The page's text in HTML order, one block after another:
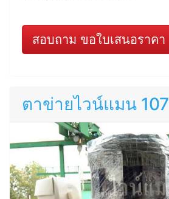
สอบถาม ขอใบเสนอราคา
ตาข่ายไวน์แมน 107